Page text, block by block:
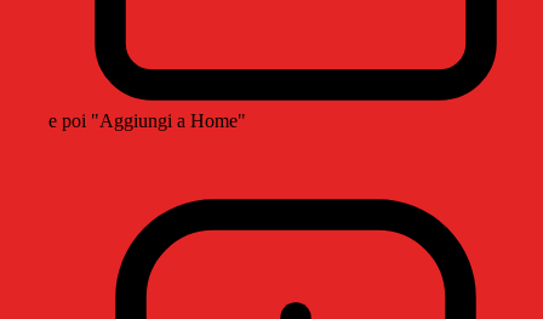
e poi "Aggiungi a Home"